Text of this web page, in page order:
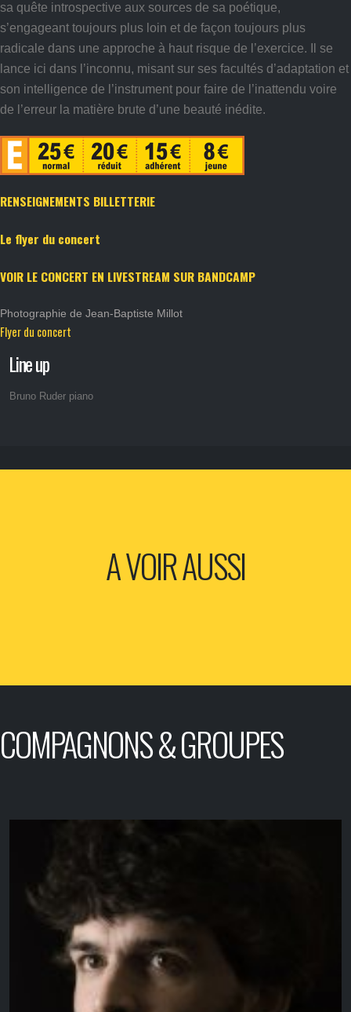
sa quête introspective aux sources de sa poétique,
s’engageant toujours plus loin et de façon toujours plus
radicale dans une approche à haut risque de l’exercice. Il se
lance ici dans l’inconnu, misant sur ses facultés d’adaptation et
son intelligence de l’instrument pour faire de l’inattendu voire
de l’erreur la matière brute d’une beauté inédite.
RENSEIGNEMENTS BILLETTERIE
Le flyer du concert
VOIR LE CONCERT EN LIVESTREAM SUR BANDCAMP
Photographie de Jean-Baptiste Millot
Flyer du concert
Line up
Bruno Ruder piano
A VOIR AUSSI
COMPAGNONS & GROUPES